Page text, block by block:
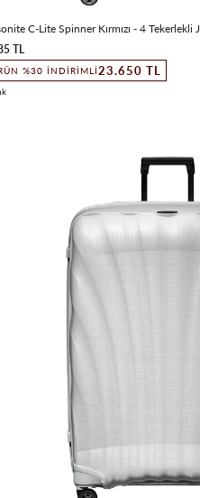
C-Lite Spinner Kırmızı - 4
TL
%30 İNDIRIMLI23.650 TL